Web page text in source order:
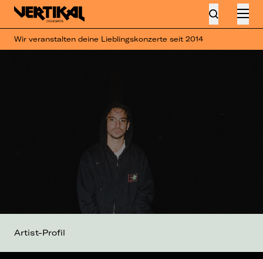
Wir veranstalten deine Lieblingskonzerte seit 2014
Artist-Profil